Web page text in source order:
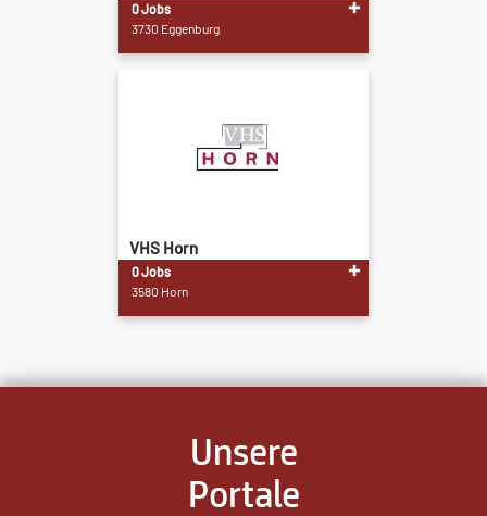
0 Jobs
3730 Eggenburg
VHS Horn
0 Jobs
3580 Horn
Unsere
Portale